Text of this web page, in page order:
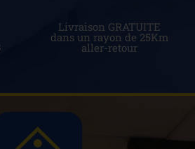
Livraison GRATUITE
dans un rayon de 25Km
aller-retour